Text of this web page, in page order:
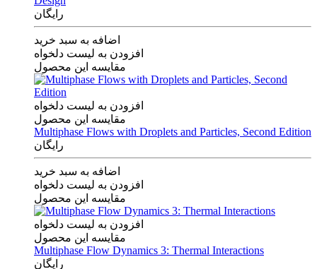
رایگان
اضافه به سبد خرید
افزودن به لیست دلخواه
مقایسه این محصول
افزودن به لیست دلخواه
مقایسه این محصول
Multiphase Flows with Droplets and Particles, Second Edition
رایگان
اضافه به سبد خرید
افزودن به لیست دلخواه
مقایسه این محصول
افزودن به لیست دلخواه
مقایسه این محصول
Multiphase Flow Dynamics 3: Thermal Interactions
رایگان